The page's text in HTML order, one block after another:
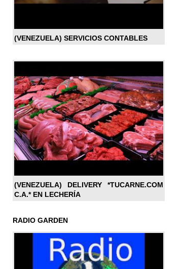
(VENEZUELA) SERVICIOS CONTABLES
(VENEZUELA) DELIVERY *TUCARNE.COM
C.A.* EN LECHERÍA
RADIO GARDEN